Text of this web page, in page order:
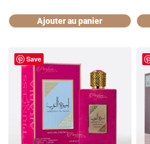
Ajouter au panier
Save